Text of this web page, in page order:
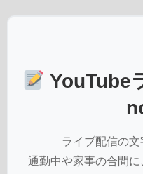
YouTube
ライブ配信の文
通勤中や家事の合間に